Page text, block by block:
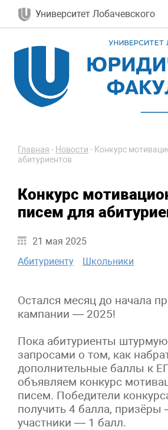
Университет Лобачевского
Главная - Новости - Конкурс
абитуриентов
Конкурс
писем для
21 мая 2025
Абитуриенту
Школьники
Остался месяц до начала
кампании — 2025!
Пока абитуриенты
запросами о том, как
дополнительные баллы к
объявляем конкурс
писем. Победители
получить 4 балла, призёры
участники — 1 балл.